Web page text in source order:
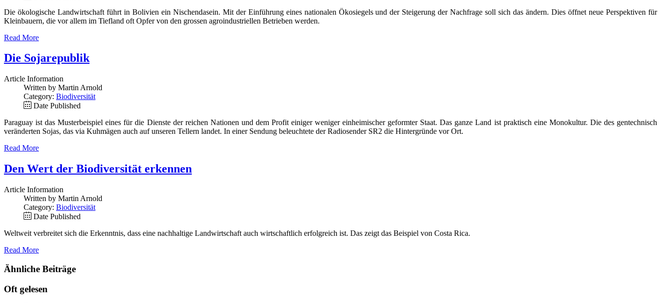
Die ökologische Landwirtschaft führt in Bolivien ein Nischendasein. Mit der Einführung eines nationalen Ökosiegels und der Steigerung der Nachfrage soll sich das ändern. Dies öffnet neue Perspektiven für
Kleinbauern, die vor allem im Tiefland oft Opfer von den grossen agroindustriellen Betrieben werden.
Read More
Die Sojarepublik
Article Information
Written by Martin Arnold
Category: Biodiversität
Date Published
Paraguay ist das Musterbeispiel eines für die Dienste der reichen Nationen und dem Profit einiger weniger einheimischer geformter Staat. Das ganze Land ist praktisch eine Monokultur. Die des gentechnisch
veränderten Sojas, das via Kuhmägen auch auf unseren Tellern landet. In einer Sendung beleuchtete der Radiosender SR2 die Hintergründe vor Ort.
Read More
Den Wert der Biodiversität erkennen
Article Information
Written by Martin Arnold
Category: Biodiversität
Date Published
Weltweit verbreitet sich die Erkenntnis, dass eine nachhaltige Landwirtschaft auch wirtschaftlich erfolgreich ist. Das zeigt das Beispiel von Costa Rica.
Read More
Ähnliche Beiträge
Oft gelesen